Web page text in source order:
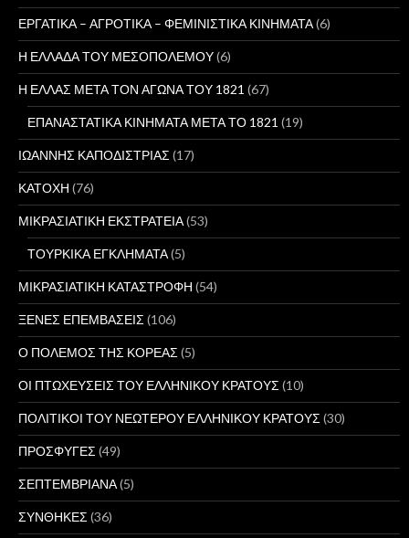
ΕΡΓΑΤΙΚΑ – ΑΓΡΟΤΙΚΑ – ΦΕΜΙΝΙΣΤΙΚΑ ΚΙΝΗΜΑΤΑ(6)
Η ΕΛΛΑΔΑ ΤΟΥ ΜΕΣΟΠΟΛΕΜΟΥ(6)
Η ΕΛΛΑΣ ΜΕΤΑ ΤΟΝ ΑΓΩΝΑ ΤΟΥ 1821 (67)
ΕΠΑΝΑΣΤΑΤΙΚΑ ΚΙΝΗΜΑΤΑ ΜΕΤΑ ΤΟ 1821 (19)
ΙΩΑΝΝΗΣ ΚΑΠΟΔΙΣΤΡΙΑΣ (17)
ΚΑΤΟΧΗ (76)
ΜΙΚΡΑΣΙΑΤΙΚΗ ΕΚΣΤΡΑΤΕΙΑ(53)
ΤΟΥΡΚΙΚΑ ΕΓΚΛΗΜΑΤΑ(5)
ΜΙΚΡΑΣΙΑΤΙΚΗ ΚΑΤΑΣΤΡΟΦΗ (54)
ΞΕΝΕΣ ΕΠΕΜΒΑΣΕΙΣ (106)
Ο ΠΟΛΕΜΟΣ ΤΗΣ ΚΟΡΕΑΣ (5)
ΟΙ ΠΤΩΧΕΥΣΕΙΣ ΤΟΥ ΕΛΛΗΝΙΚΟΥ ΚΡΑΤΟΥΣ (10)
ΠΟΛΙΤΙΚΟΙ ΤΟΥ ΝΕΩΤΕΡΟΥ ΕΛΛΗΝΙΚΟΥ ΚΡΑΤΟΥΣ (30)
ΠΡΟΣΦΥΓΕΣ (49)
ΣΕΠΤΕΜΒΡΙΑΝΑ(5)
ΣΥΝΘΗΚΕΣ (36)